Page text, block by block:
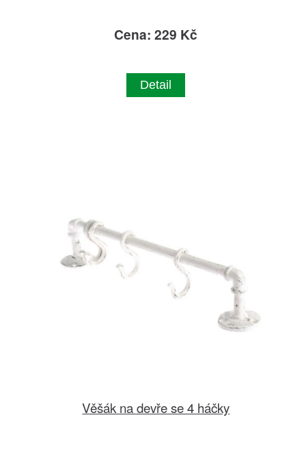
Cena: 229 Kč
Detail
Věšák na devře se 4 háčky